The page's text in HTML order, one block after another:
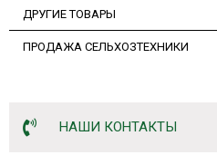
ДРУГИЕ ТОВАРЫ
ПРОДАЖА СЕЛЬХОЗТЕХНИКИ
НАШИ КОНТАКТЫ